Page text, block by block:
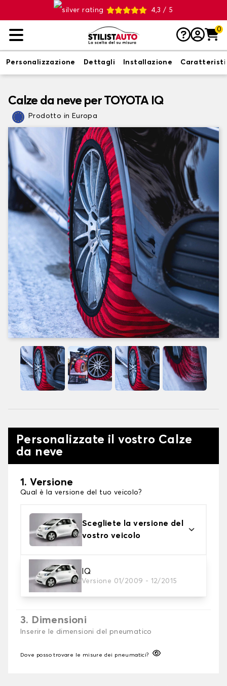
4,3 / 5
0
Personalizzazione Dettagli Installazione
Calze da neve per TOYOTA IQ
Prodotto in Europa
Personalizzate il vostro Calze
da neve
1. Versione
Qual è la versione del tuo veicolo?
Scegliete la versione del
vostro veicolo
IQ
Versione 01/2009 - 12/2015
2. Finitura a calza
Scegli le calze da neve adatte alle tue necessità
3. Dimensioni
Inserire le dimensioni del pneumatico
Dove posso trovare le misure dei pneumatici?